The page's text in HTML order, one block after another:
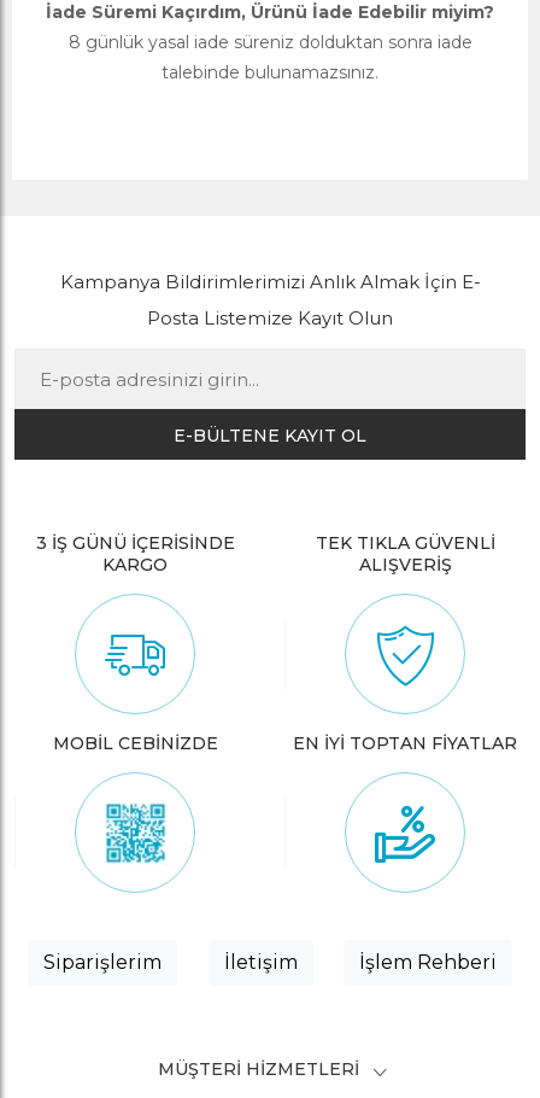
İade Süremi Kaçırdım, Ürünü İade Edebilir miyim?
8 günlük yasal iade süreniz dolduktan sonra iade
talebinde bulunamazsınız.
Kampanya Bildirimlerimizi Anlık Almak İçin E-
Posta Listemize Kayıt Olun
E-BÜLTENE KAYIT OL
3 İŞ GÜNÜ İÇERİSİNDE
KARGO
TEK TIKLA GÜVENLİ
ALIŞVERİŞ
MOBİL CEBİNİZDE EN İYİ TOPTAN FİYATLAR
Siparişlerim İletişim İşlem Rehberi
MÜŞTERI HIZMETLERI